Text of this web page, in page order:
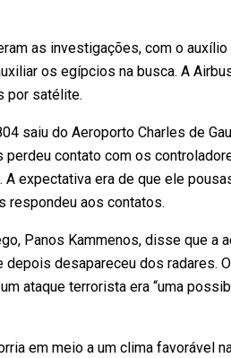
as investigações, com o
os egípcios na busca. A
por satélite.
saiu do Aeroporto Charles de
perdeu contato com os
expectativa era de que ele
respondeu aos contatos.
Panos Kammenos, disse que a
depois desapareceu dos radares.
ataque terrorista era “uma
em meio a um clima favorável